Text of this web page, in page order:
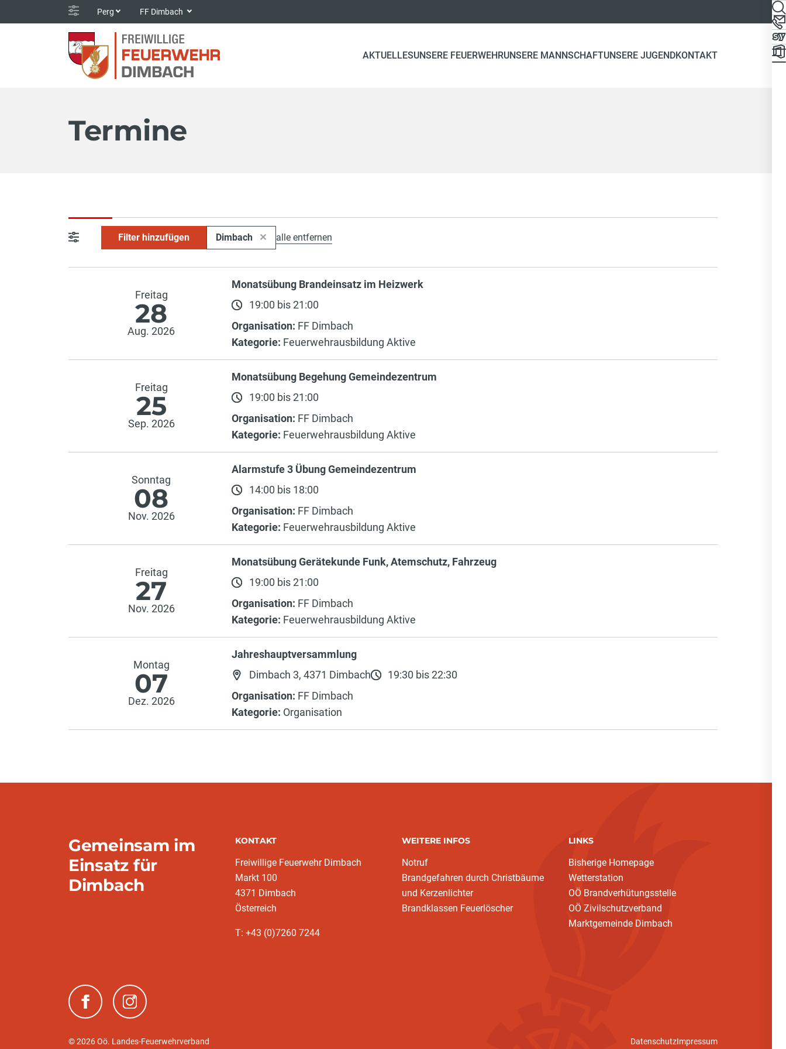
Perg FF Dimbach
AKTUELLESUNSERE FEUERWEHRUNSERE MANNSCHAFTUNSERE JUGENDKONTAKT
Termine
Filter hinzufügen Dimbach alle entfernen
Freitag
28
Aug. 2026
Monatsübung Brandeinsatz im Heizwerk
19:00 bis 21:00
Organisation: FF Dimbach
Kategorie: Feuerwehrausbildung Aktive
Freitag
25
Sep. 2026
Monatsübung Begehung Gemeindezentrum
19:00 bis 21:00
Organisation: FF Dimbach
Kategorie: Feuerwehrausbildung Aktive
Sonntag
08
Nov. 2026
Alarmstufe 3 Übung Gemeindezentrum
14:00 bis 18:00
Organisation: FF Dimbach
Kategorie: Feuerwehrausbildung Aktive
Freitag
27
Nov. 2026
Monatsübung Gerätekunde Funk, Atemschutz, Fahrzeug
19:00 bis 21:00
Organisation: FF Dimbach
Kategorie: Feuerwehrausbildung Aktive
Montag
07
Dez. 2026
Jahreshauptversammlung
Dimbach 3, 4371 Dimbach
19:30 bis 22:30
Organisation: FF Dimbach
Kategorie: Organisation
Gemeinsam im
Einsatz für
Dimbach
KONTAKT
Freiwillige Feuerwehr Dimbach
Markt 100
4371 Dimbach
Österreich
T: +43 (0)7260 7244
WEITERE INFOS
Notruf
Brandgefahren durch Christbäume
und Kerzenlichter
Brandklassen Feuerlöscher
LINKS
Bisherige Homepage
Wetterstation
OÖ Brandverhütungsstelle
OÖ Zivilschutzverband
Marktgemeinde Dimbach
(neues Fenster)(neues Fenster)
© 2026 Oö. Landes-Feuerwehrverband DatenschutzImpressum